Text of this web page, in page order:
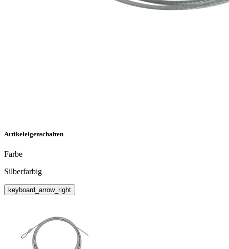
Artikeleigenschaften
Farbe
Silberfarbig
keyboard_arrow_right